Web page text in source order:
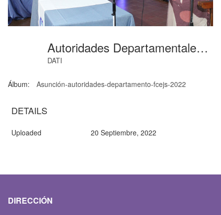
Autoridades Departamentales (03)
DATI
Álbum: Asunción-autoridades-departamento-fcejs-2022
DETAILS
Uploaded 20 Septiembre, 2022
DIRECCIÓN